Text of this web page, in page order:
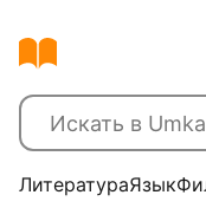
ЛитератураЯзык